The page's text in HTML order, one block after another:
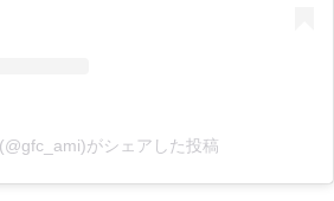
がシェアした投稿